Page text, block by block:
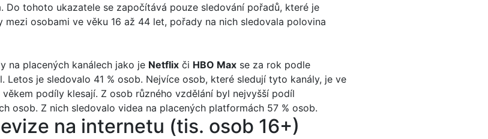
Do tohoto ukazatele se započítává pouze sledování pořadů, které je
osobami ve věku 16 až 44 let, pořady na nich sledovala polovina
na placených kanálech jako je Netflix či HBO Max se za rok podle
Letos je sledovalo 41 % osob. Nejvíce osob, které sledují tyto kanály, je ve
podíly klesají. Z osob různého vzdělání byl nejvyšší podíl
osob. Z nich sledovalo videa na placených platformách 57 % osob.
na internetu (tis. osob 16+)